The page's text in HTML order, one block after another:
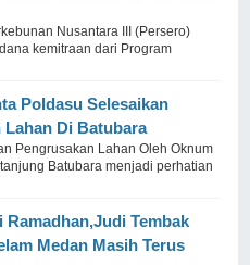
Nusantara III (Persero)
kemitraan dari Program
Poldasu Selesaikan
Lahan Di Batubara
Pengrusakan Lahan Oleh Oknum
Batubara menjadi perhatian
Ramadhan,Judi Tembak
Medan Masih Terus